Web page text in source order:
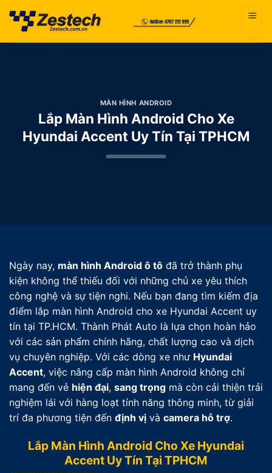
qua
MÀN HÌNH ANDROID
Lắp Màn Hình Android Cho Xe
Hyundai Accent Uy Tín Tại TPHCM
Ngày nay, màn hình Android ô tô đã trở thành phụ
kiện không thể thiếu đối với những chủ xe yêu thích
công nghệ và sự tiện nghi. Nếu bạn đang tìm kiếm địa
điểm lắp màn hình Android cho xe Hyundai Accent uy
tín tại TP.HCM. Thành Phát Auto là lựa chọn hoàn hảo
với các sản phẩm chính hãng, chất lượng cao và dịch
vụ chuyên nghiệp. Với các dòng xe như Hyundai
Accent, việc nâng cấp màn hình Android không chỉ
mang đến vẻ hiện đại, sang trọng mà còn cải thiện trải
nghiệm lái với hàng loạt tính năng thông minh, từ giải
trí đa phương tiện đến định vị và camera hỗ trợ.
Lắp Màn Hình Android Cho Xe Hyundai
Accent Uy Tín Tại TPHCM